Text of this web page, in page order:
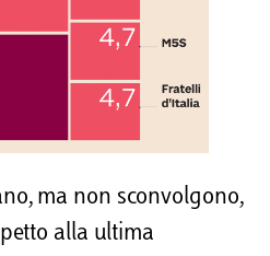
ma non sconvolgono,
alla ultima